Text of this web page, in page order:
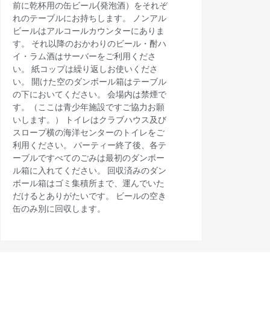
前に乾杯用の缶ビール(発泡酒）をそれぞ
れのテーブルにお持ちします。 ノンアル
ビールはアルコールカウンターにありま
す。 それ以降のおかわりのビール・酎ハ
イ・ラム酒はサーバーをご利用くださ
い。 紙コップは繰り返しお使いくださ
い。 開けた空のダンボール箱はテーブル
の下においてください。 会場内は禁煙で
す。（ここは青少年施設ですご協力お願
いします。） トイレはクラブハウス及び
スロープ横の海洋センターのトイレをご
利用ください。 パーティー終了後、各テ
ーブルですべてのごみは最初のダンボー
ル箱に入れてください。 回収済みのダン
ボール箱はゴミ集積所まで、運んでいた
だけるとありがたいです。 ビールの空き
缶のみ別に回収します。